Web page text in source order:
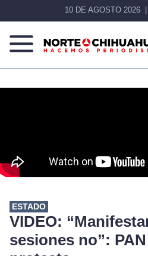
10 DE AGOSTO 2026
Norte
Más
que
ESTADO
VIDEO:
sesiones no”: